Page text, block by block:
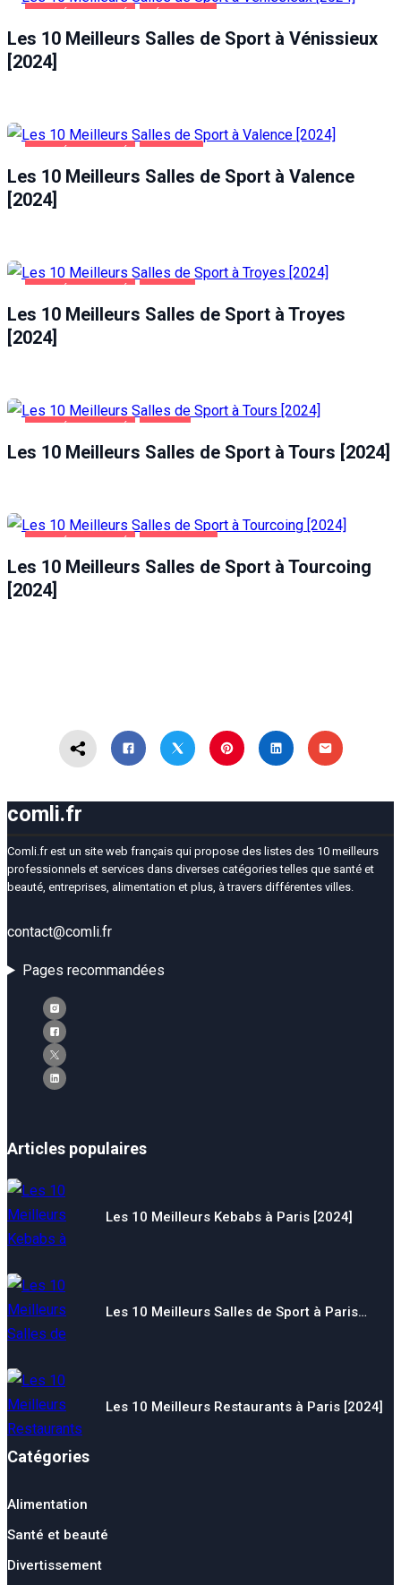
Les 10 Meilleurs Salles de Sport à Vénissieux
[2024]
Les 10 Meilleurs Salles de Sport à Valence
[2024]
Les 10 Meilleurs Salles de Sport à Troyes
[2024]
Les 10 Meilleurs Salles de Sport à Tours [2024]
Les 10 Meilleurs Salles de Sport à Tourcoing
[2024]
comli.fr
Comli.fr est un site web français qui propose des listes des 10 meilleurs
professionnels et services dans diverses catégories telles que santé et
beauté, entreprises, alimentation et plus, à travers différentes villes.
contact@comli.fr
Pages recommandées
Articles populaires
Les 10 Meilleurs Kebabs à Paris [2024]
Les 10 Meilleurs Salles de Sport à Paris…
Les 10 Meilleurs Restaurants à Paris [2024]
Catégories
Alimentation
Santé et beauté
Divertissement